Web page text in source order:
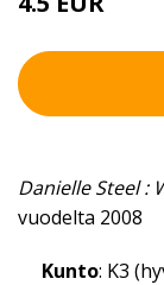
Danielle Steel :
vuodelta 2008
Kunto: K3